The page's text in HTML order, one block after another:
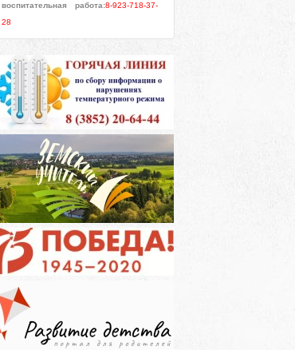
воспитательная работа:8-923-718-37-
28